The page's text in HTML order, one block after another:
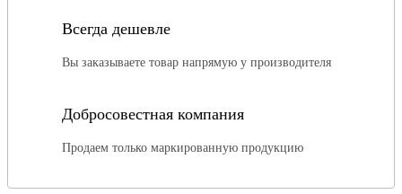
Всегда дешевле
Вы заказываете товар напрямую у производителя
Добросовестная компания
Продаем только маркированную продукцию